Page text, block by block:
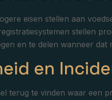
eisen stellen aan
stellen
en te delen wanneer dat
en
terug te vinden waar een